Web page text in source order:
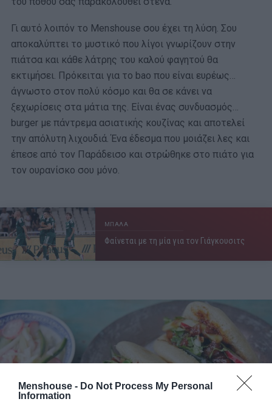
Menshouse - Do Not Process My Personal
Information
Γι αυτό λοιπόν το Menshouse σου έχει τη λύση. Σου
αποκαλύπτει το μυστικό που λίγοι γνωρίζουν στην
πιάτσα και κάθε λάτρης του καλού φαγητού θα
εκτιμήσει. Πρόκειται για το bao που είναι ευρέως…
άγνωστο στον πολύ κόσμο και θα σε κάνει να
ξεχωρίσεις στα μάτια της. Είναι ένας συνδυασμός…
burger με πάντρεμα ασιατικής κουζίνας και αποτελεί
την απόλυτη λιχουδιά. Ένα έδεσμα που μοιάζει λες και
έπεσε από τον Παράδεισο και στρώθηκε στο πιάτο για
τον ουρανίσκο σου μόνο.
ΜΠΑΛΑ
Φαίνεται με τη μία για τον Γιάγκουσιτς